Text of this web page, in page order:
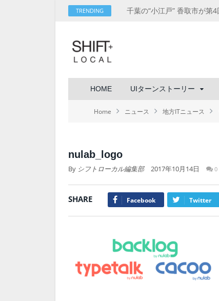
TRENDING
HOME UIターンストーリー
Home ニュース 地方ITニュース
nulab_logo
By シフトローカル編集部 2017年10月14日 0
SHARE Facebook Twitter